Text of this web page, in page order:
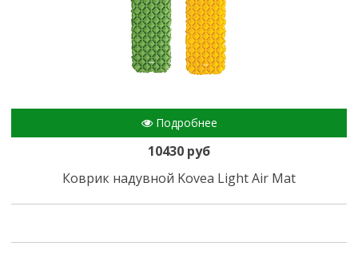
Подробнее
10430 руб
Коврик надувной Kovea Light Air Mat